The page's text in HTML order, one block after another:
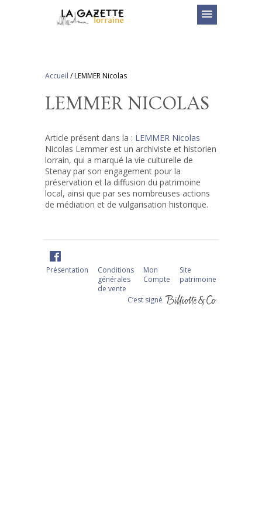
menu
Accueil /LEMMER Nicolas
LEMMER NICOLAS
Article présent dans la : LEMMER Nicolas
Nicolas Lemmer est un archiviste et historien
lorrain, qui a marqué la vie culturelle de
Stenay par son engagement pour la
préservation et la diffusion du patrimoine
local, ainsi que par ses nombreuses actions
de médiation et de vulgarisation historique.
Présentation
Conditions
générales
de vente
Mon
Compte
Site
patrimoine
C‘est signé